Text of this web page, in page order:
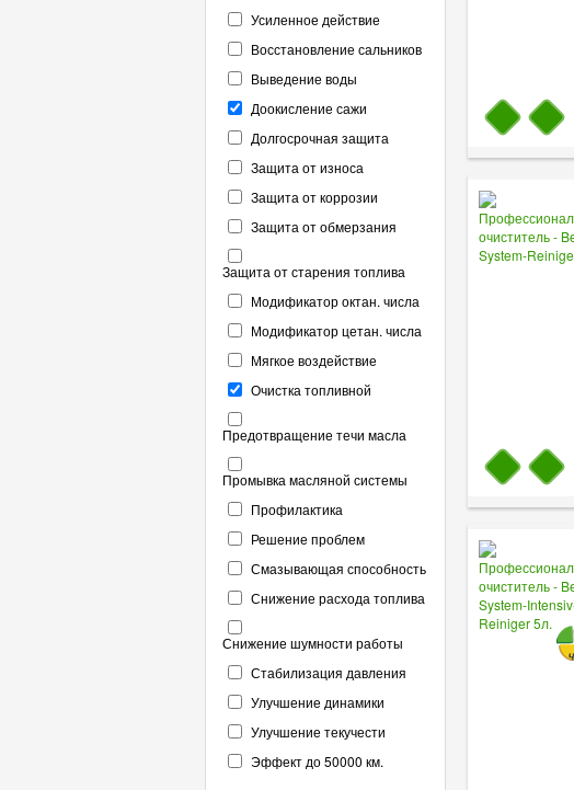
Усиленное действие
Восстановление сальников
Выведение воды
Доокисление сажи
Долгосрочная защита
Защита от износа
Защита от коррозии
Защита от обмерзания
Защита от старения топлива
Модификатор октан. числа
Модификатор цетан. числа
Мягкое воздействие
Очистка топливной
Предотвращение течи масла
Промывка масляной системы
Профилактика
Решение проблем
Смазывающая способность
Снижение расхода топлива
Снижение шумности работы
Стабилизация давления
Улучшение динамики
Улучшение текучести
Эффект до 50000 км.